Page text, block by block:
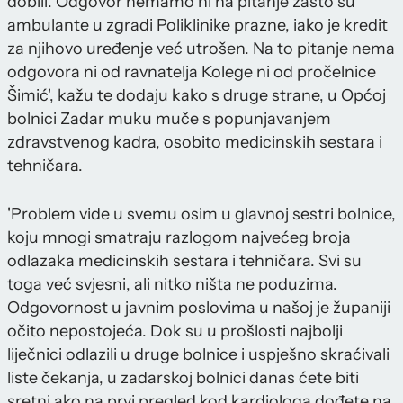
ambulante u zgradi Poliklinike prazne, iako je kredit
za njihovo uređenje već utrošen. Na to pitanje nema
odgovora ni od ravnatelja Kolege ni od pročelnice
Šimić', kažu te dodaju kako s druge strane, u Općoj
bolnici Zadar muku muče s popunjavanjem
zdravstvenog kadra, osobito medicinskih sestara i
tehničara.
'Problem vide u svemu osim u glavnoj sestri bolnice,
koju mnogi smatraju razlogom najvećeg broja
odlazaka medicinskih sestara i tehničara. Svi su
toga već svjesni, ali nitko ništa ne poduzima.
Odgovornost u javnim poslovima u našoj je županiji
očito nepostojeća. Dok su u prošlosti najbolji
liječnici odlazili u druge bolnice i uspješno skraćivali
liste čekanja, u zadarskoj bolnici danas ćete biti